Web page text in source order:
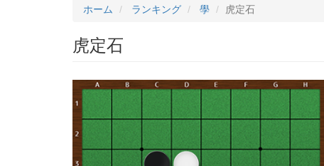
ホーム ランキング 學 虎定石
虎定石